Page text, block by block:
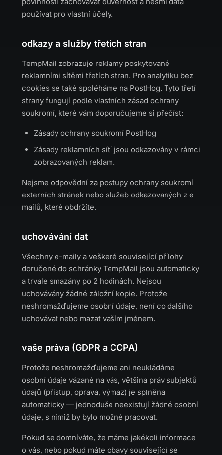
používat pro vlastní účely.
odkazy a služby třetích stran
TempMail zobrazuje reklamy poskytované
reklamními sítěmi třetích stran. Pro analytiku bez
cookies se také spoléháme na PostHog. Tyto třetí
strany fungují podle vlastních zásad ochrany
soukromí, které vám doporučujeme si přečíst:
Zásady ochrany soukromí PostHog
Zásady reklamních sítí jsou odkazovány v rámci
zobrazovaných reklam.
Nejsme odpovědní za postupy ochrany soukromí
externích stránek nebo služeb odkazovaných z e-
mailů, které obdržíte.
uchovávání dat
Všechny e-maily a veškeré související přílohy
doručené do schránky TempMail jsou automaticky
a trvale smazány po 2 hodinách. Nejsou
uchovávány žádné záložní kopie. Protože
neshromažďujeme osobní údaje, není co dalšího
uchovávat nebo mazat vaším jménem.
vaše práva (GDPR a CCPA)
Protože neshromažďujeme ani neukládáme
osobní údaje vázané na vás, většina práv subjektů
údajů (přístup, oprava, výmaz) je splněna
automaticky — jednoduše neexistují žádné osobní
údaje, s nimiž by bylo možné pracovat.
Pokud se domníváte, že máme jakékoli informace
o vás, nebo pokud máte obavy související se